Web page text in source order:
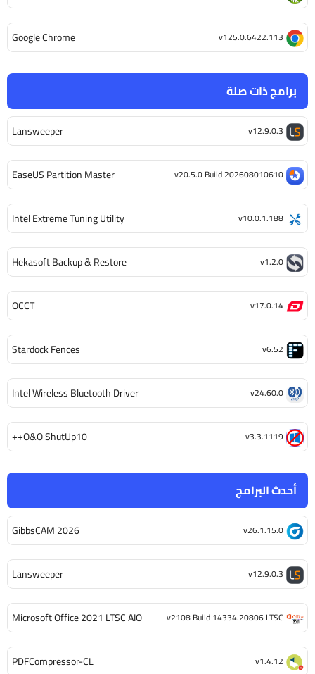
أحدث البرامج
GibbsCAM 2026 v26.1.15.0
Lansweeper v12.9.0.3
Microsoft Office 2021 LTSC AIO v2108 Build 14334.20806 LTSC
PDFCompressor-CL v1.4.12
برامج ذات صلة
Lansweeper v12.9.0.3
EaseUS Partition Master v20.5.0 Build 202608010610
Intel Extreme Tuning Utility v10.0.1.188
Hekasoft Backup & Restore v1.2.0
OCCT v17.0.14
Stardock Fences v6.52
Intel Wireless Bluetooth Driver v24.60.0
O&O ShutUp10++ v3.3.1119
Google Chrome v125.0.6422.113